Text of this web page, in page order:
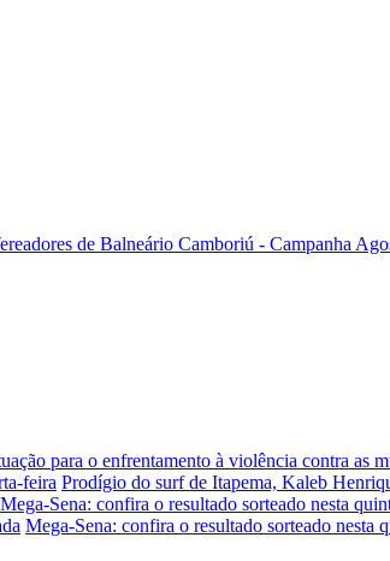
para o enfrentamento à violência contra as
feira Prodígio do surf de Itapema, Kaleb
Mega-Sena: confira o resultado sorteado nesta
Mega-Sena: confira o resultado sorteado nesta